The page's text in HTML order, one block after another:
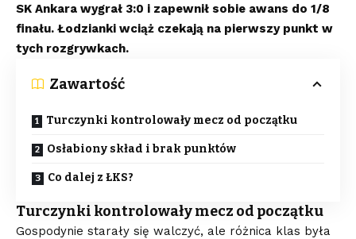
SK Ankara wygrał 3:0 i zapewnił sobie awans do 1/8
finału. Łodzianki wciąż czekają na pierwszy punkt w
tych rozgrywkach.
Zawartość
Turczynki kontrolowały mecz od początku
Osłabiony skład i brak punktów
Co dalej z ŁKS?
Turczynki kontrolowały mecz od początku
Gospodynie starały się walczyć, ale różnica klas była